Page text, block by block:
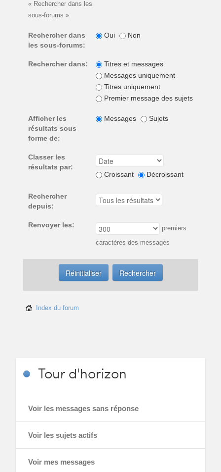
« Rechercher dans les
sous-forums ».
Rechercher dans
les sous-forums:
Oui Non
Rechercher dans:
Titres et messages
Messages uniquement
Titres uniquement
Premier message des sujets
Afficher les
résultats sous
forme de:
Messages Sujets
Classer les
résultats par:
Croissant
Décroissant
Rechercher
depuis:
Renvoyer les: premiers
caractères des messages
Index du forum
Tourd'horizon
Voir les messages sans réponse
Voir les sujets actifs
Voir mes messages